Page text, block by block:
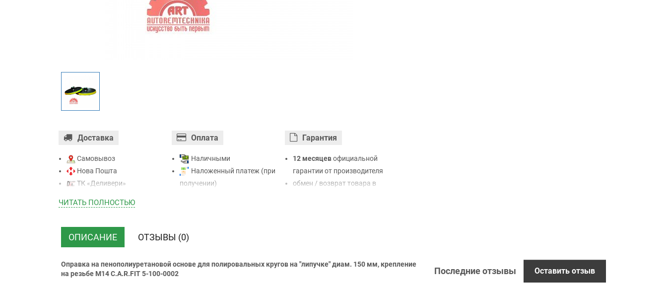
Доставка
Самовывоз
Нова Пошта
ТК «Деливери»
ТК “Justin”
ТК ”УкрПочта”
Оплата
Наличными
Наложенный платеж (при
получении)
Гарантия
12 месяцевофициальной
гарантии от производителя
обмен / возврат товара в
ЧИТАТЬ ПОЛНОСТЬЮ
ОПИСАНИЕ ОТЗЫВЫ (0)
Оправка на пенополиуретановой основе для полировальных кругов на "липучке" диам. 150 мм, крепление
на резьбе M14 C.A.R.FIT 5-100-0002
Последние отзывы Оставить отзыв